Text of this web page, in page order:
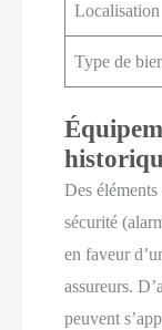
Localisation
Type de
Des
sécurité
en faveur
assureurs.
peuvent